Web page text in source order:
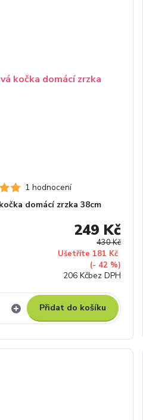
1 hodnocení
domácí zrzka 38cm
430 Kč
Ušetříte 181 Kč
(- 42 %)
249 Kč
206 Kčbez DPH
Přidat do košíku